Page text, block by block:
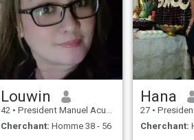
Louwin
42 • President Manuel Acuña Roxas, Zamboanga del Norte, Philippin...
Cherchant: Homme 38 - 56
Hana
27 • President Manuel Acuña
Cherchant: